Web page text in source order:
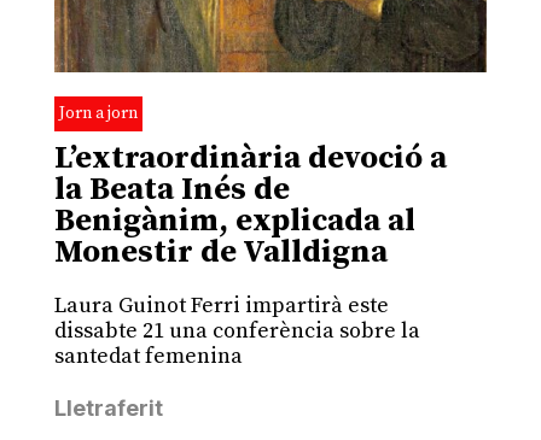
Jorn a jorn
L’extraordinària devoció a
la Beata Inés de
Benigànim, explicada al
Monestir de Valldigna
Laura Guinot Ferri impartirà este
dissabte 21 una conferència sobre la
santedat femenina
Lletraferit